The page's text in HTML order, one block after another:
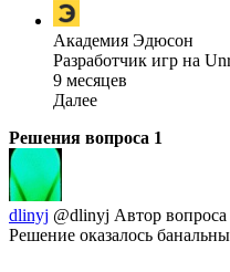
Академия Эдюсон
Разработчик игр на
9 месяцев
Далее
Решения вопроса 1
dlinyj @dlinyj Автор вопроса
Решение оказалось